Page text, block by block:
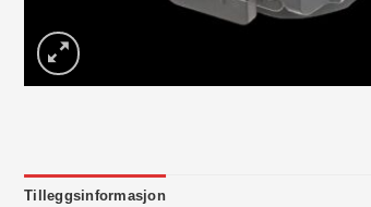
Tilleggsinformasjon